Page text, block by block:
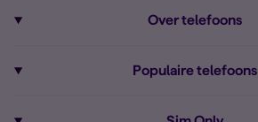
Over telefoons
Populaire telefoons